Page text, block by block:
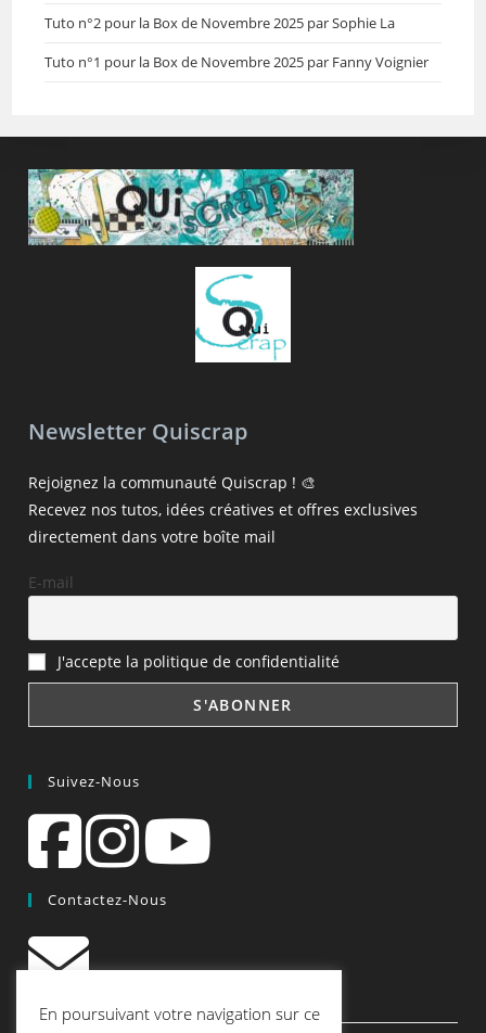
Tuto n°2 pour la Box de Novembre 2025 par Sophie La
Tuto n°1 pour la Box de Novembre 2025 par Fanny Voignier
Newsletter Quiscrap
Rejoignez la communauté Quiscrap ! 🎨
Recevez nos tutos, idées créatives et offres exclusives
directement dans votre boîte mail
E-mail
J'accepte la politique de confidentialité
Suivez-Nous
Contactez-Nous
contact@quiscrap.fr
En poursuivant votre navigation sur ce